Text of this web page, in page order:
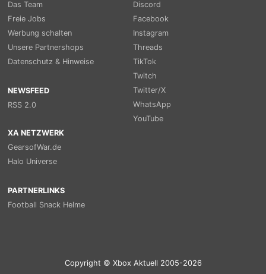
Das Team
Freie Jobs
Werbung schalten
Unsere Partnershops
Datenschutz & Hinweise
NEWSFEED
RSS 2.0
Discord
Facebook
Instagram
Threads
TikTok
Twitch
Twitter/X
WhatsApp
YouTube
XA NETZWERK
GearsofWar.de
Halo Universe
PARTNERLINKS
Football Snack Helme
Copyright © Xbox Aktuell 2005-2026